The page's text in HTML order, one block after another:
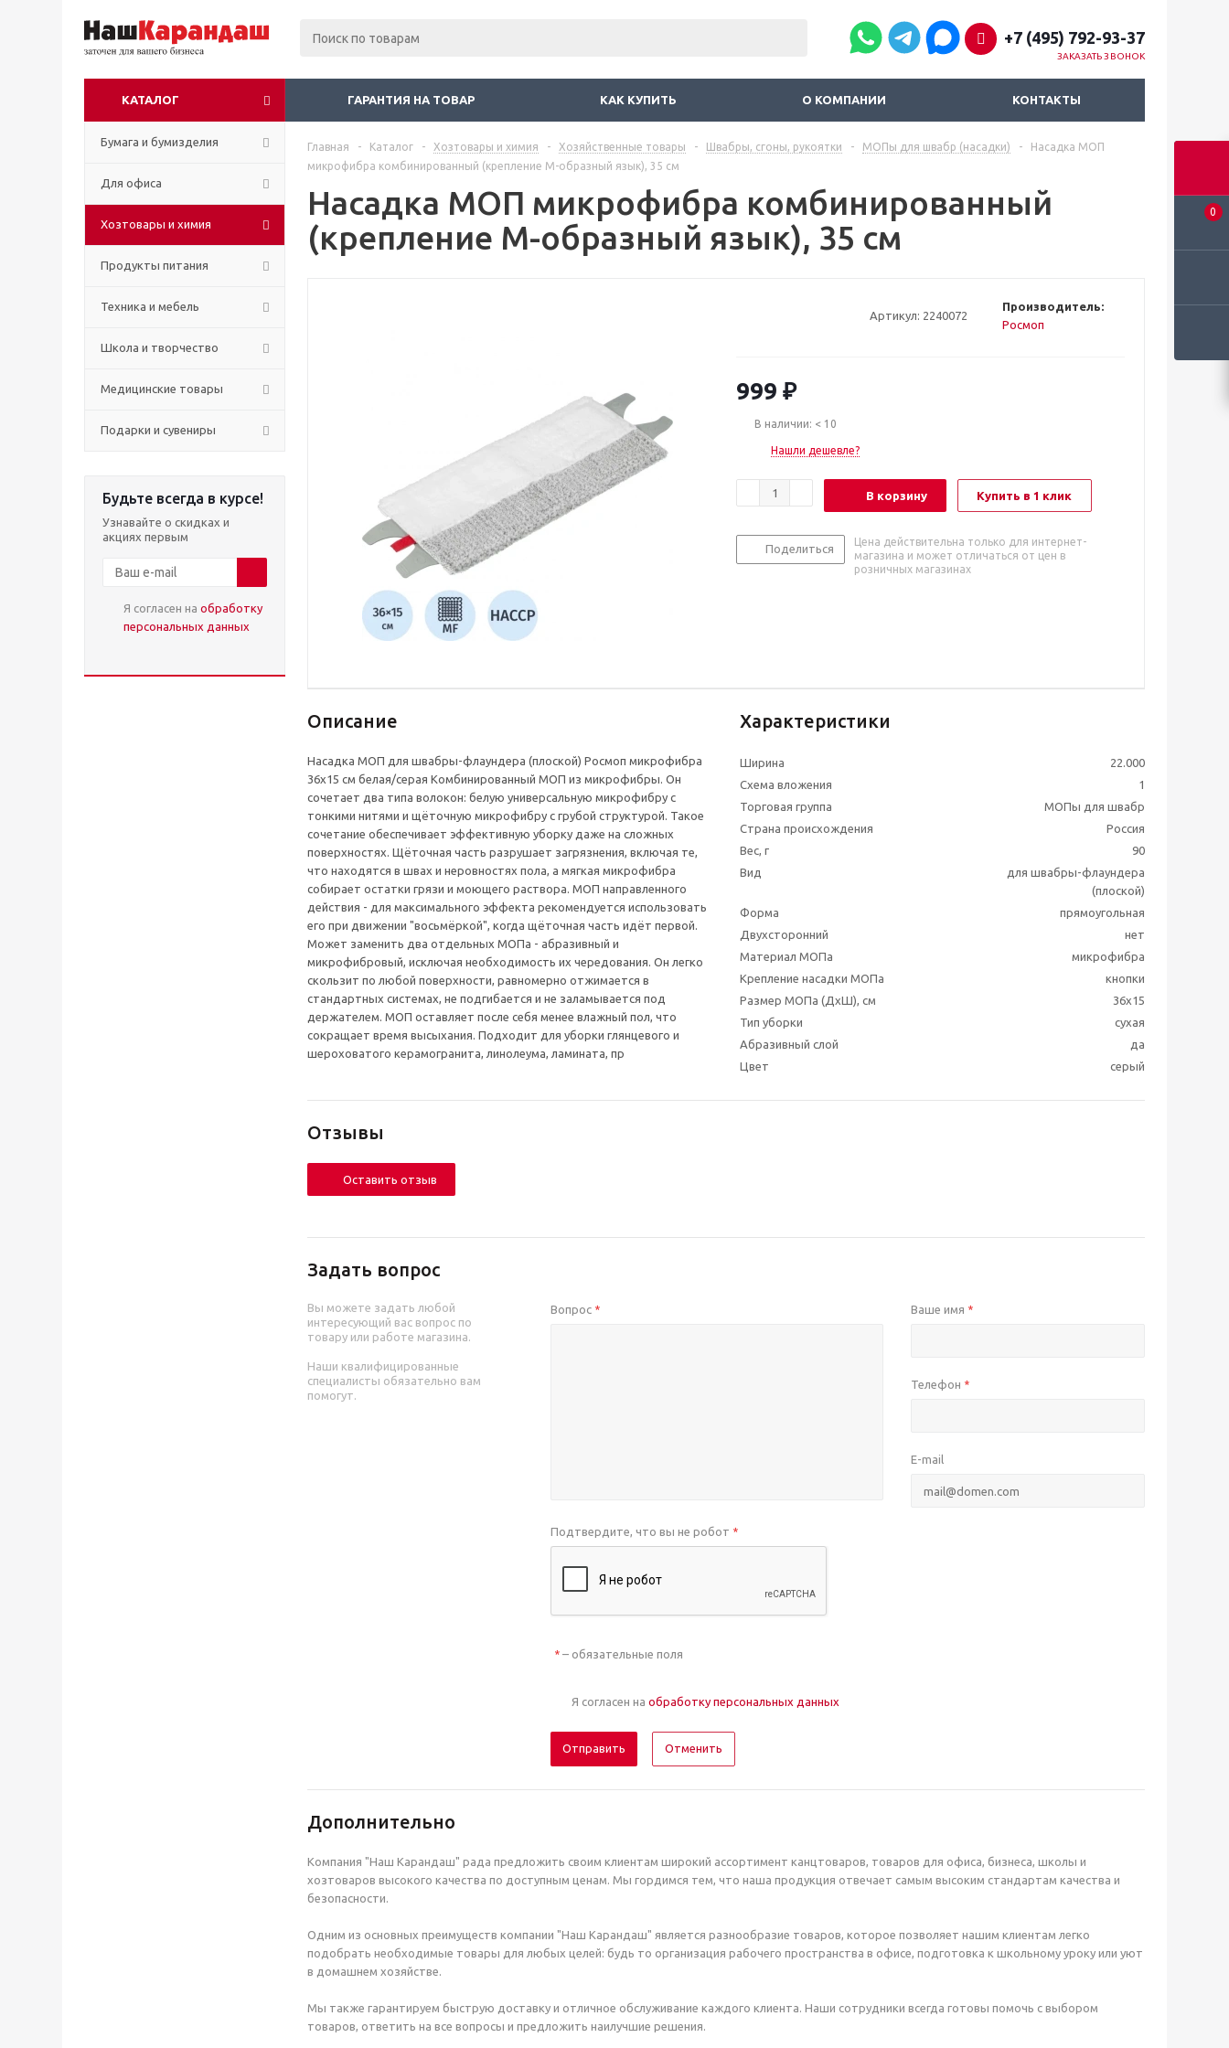
0
+7 (495) 792-93-37
ЗАКАЗАТЬ ЗВОНОК
КАТАЛОГ ГАРАНТИЯ НА ТОВАР КАК КУПИТЬ О КОМПАНИИ КОНТАКТЫ
Бумага и бумизделия
Для офиса
Хозтовары и химия
Продукты питания
Техника и мебель
Школа и творчество
Медицинские товары
Подарки и сувениры
Будьте всегда в курсе!
Узнавайте о скидках и
акциях первым
Я согласен на обработку
персональных данных
Главная - Каталог - Хозтовары и химия - Хозяйственные товары - Швабры, сгоны, рукоятки - МОПы для швабр (насадки) -
Насадка МОП
микрофибра комбинированный (крепление М-образный язык), 35 см
Насадка МОП микрофибра комбинированный
(крепление М-образный язык), 35 см
Артикул: 2240072
Производитель:
Росмоп
999 ₽
В наличии: < 10
Нашли дешевле?
В корзину Купить в 1 клик
Поделиться
Цена действительна только для интернет-
магазина и может отличаться от цен в
розничных магазинах
Описание
Насадка МОП для швабры-флаундера (плоской) Росмоп микрофибра
36x15 см белая/серая Комбинированный МОП из микрофибры. Он
сочетает два типа волокон: белую универсальную микрофибру с
тонкими нитями и щёточную микрофибру с грубой структурой. Такое
сочетание обеспечивает эффективную уборку даже на сложных
поверхностях. Щёточная часть разрушает загрязнения, включая те,
что находятся в швах и неровностях пола, а мягкая микрофибра
собирает остатки грязи и моющего раствора. МОП направленного
действия - для максимального эффекта рекомендуется использовать
его при движении "восьмёркой", когда щёточная часть идёт первой.
Может заменить два отдельных МОПа - абразивный и
микрофибровый, исключая необходимость их чередования. Он легко
скользит по любой поверхности, равномерно отжимается в
стандартных системах, не подгибается и не заламывается под
держателем. МОП оставляет после себя менее влажный пол, что
сокращает время высыхания. Подходит для уборки глянцевого и
шероховатого керамогранита, линолеума, ламината, пр
Характеристики
Ширина
22.000
Схема вложения
1
Торговая группа
МОПы для швабр
Страна происхождения
Россия
Вес, г
90
Вид
для швабры-флаундера
(плоской)
Форма
прямоугольная
Двухсторонний
нет
Материал МОПа
микрофибра
Крепление насадки МОПа
кнопки
Размер МОПа (ДхШ), см
36x15
Тип уборки
сухая
Абразивный слой
да
Цвет
серый
Отзывы
Оставить отзыв
Задать вопрос
Вы можете задать любой
интересующий вас вопрос по
товару или работе магазина.
Наши квалифицированные
специалисты обязательно вам
помогут.
Вопрос * Ваше имя *
Телефон *
E-mail
Подтвердите, что вы не робот *
*– обязательные поля
Я согласен на обработку персональных данных
Отменить
Дополнительно
Компания "Наш Карандаш" рада предложить своим клиентам широкий ассортимент канцтоваров, товаров для офиса, бизнеса, школы и
хозтоваров высокого качества по доступным ценам. Мы гордимся тем, что наша продукция отвечает самым высоким стандартам качества и
безопасности.
Одним из основных преимуществ компании "Наш Карандаш" является разнообразие товаров, которое позволяет нашим клиентам легко
подобрать необходимые товары для любых целей: будь то организация рабочего пространства в офисе, подготовка к школьному уроку или уют
в домашнем хозяйстве.
Мы также гарантируем быструю доставку и отличное обслуживание каждого клиента. Наши сотрудники всегда готовы помочь с выбором
товаров, ответить на все вопросы и предложить наилучшие решения.